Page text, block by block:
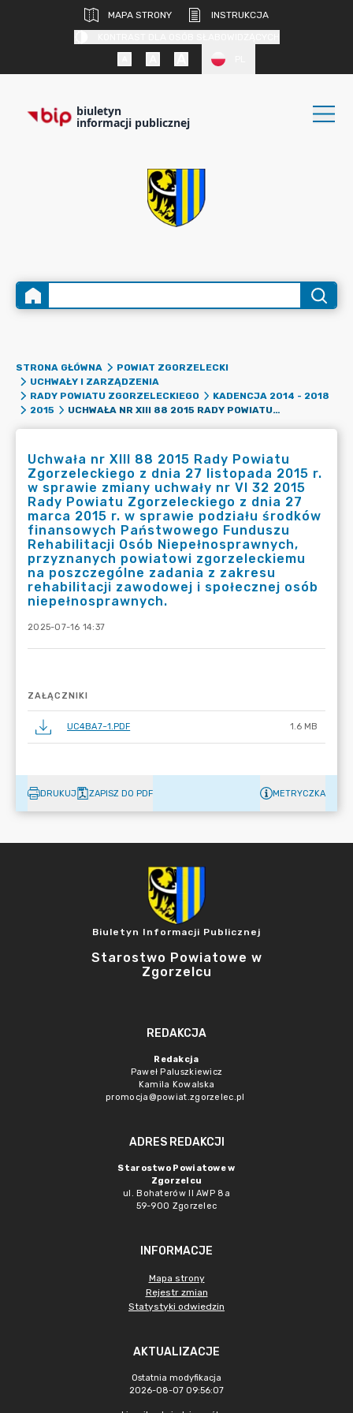
MAPA STRONY
INSTRUKCJA
biuletyn
informacji publicznej
STRONA GŁÓWNA
POWIAT ZGORZELECKI
UCHWAŁY I ZARZĄDZENIA
RADY POWIATU ZGORZELECKIEGO
KADENCJA 2014 - 2018
2015
UCHWAŁA NR XIII 88 2015 RADY POWIATU ZGORZELECKIEGO Z DNIA 27 LISTOPADA 2015 R. W SPRAWIE ZMIANY UCHWAŁY NR VI 32 2015 RADY POWIATU ZGORZELECKIEGO Z DNIA 27 MARCA 2015 R. W SPRAWIE PODZIAŁU ŚRODKÓW FINANSOWYCH PAŃSTWOWEGO FUNDUSZU REHABILITACJI OSÓB NIEPEŁNOSPRAWNYCH, PRZYZNANYCH POWIATOWI ZGORZELECKIEMU NA POSZCZEGÓLNE ZADANIA Z ZAKRESU REHABILITACJI ZAWODOWEJ I SPOŁECZNEJ OSÓB NIEPEŁNOSPRAWNYCH.
Uchwała nr XIII 88 2015 Rady Powiatu
Zgorzeleckiego z dnia 27 listopada 2015 r.
w sprawie zmiany uchwały nr VI 32 2015
Rady Powiatu Zgorzeleckiego z dnia 27
marca 2015 r. w sprawie podziału środków
finansowych Państwowego Funduszu
Rehabilitacji Osób Niepełnosprawnych,
przyznanych powiatowi zgorzeleckiemu
na poszczególne zadania z zakresu
rehabilitacji zawodowej i społecznej osób
niepełnosprawnych.
2025-07-16 14:37
ZAŁĄCZNIKI
UC4BA7~1.PDF 1.6 MB
DRUKUJ ZAPISZ DO PDF METRYCZKA
Biuletyn Informacji Publicznej
Starostwo Powiatowe w
Zgorzelcu
REDAKCJA
Redakcja
Paweł Paluszkiewicz
Kamila Kowalska
promocja@powiat.zgorzelec.pl
ADRES REDAKCJI
Starostwo Powiatowe w
Zgorzelcu
ul. Bohaterów II AWP 8a
59-900 Zgorzelec
INFORMACJE
Mapa strony
Rejestr zmian
Statystyki odwiedzin
AKTUALIZACJE
Ostatnia modyfikacja
2026-08-07 09:56:07